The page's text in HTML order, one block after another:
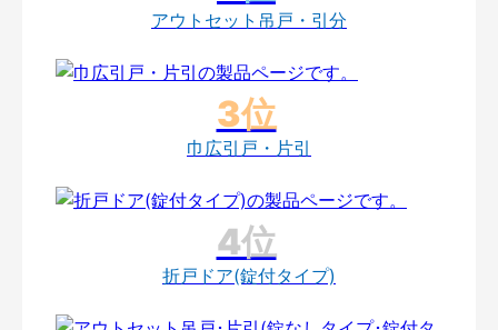
アウトセット吊戸・引分
巾広引戸・片引
折戸ドア(錠付タイプ)